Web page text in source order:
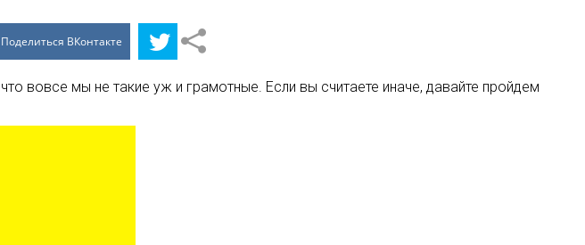
Поделиться ВКонтакте
вовсе мы не такие уж и грамотные. Если вы считаете иначе, давайте пройдем